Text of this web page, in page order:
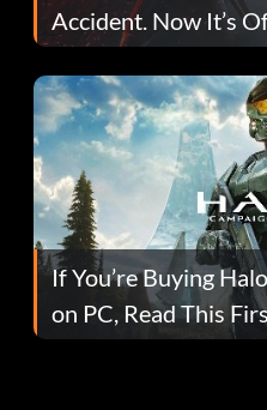
Accident. Now It’s
If You’re Buying
on PC, Read This